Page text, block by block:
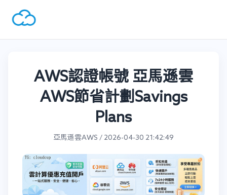
AWS認證帳號 亞馬遜雲
AWS節省計劃Savings
Plans
亞馬遜雲AWS / 2026-04-30 21:42:49